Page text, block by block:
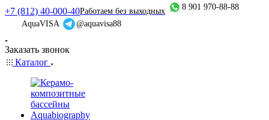
+7 (812) 40-000-40Работаем без выходных
8 901 970-88-88
AquaVISA
@aquavisa88
Заказать звонок
Каталог